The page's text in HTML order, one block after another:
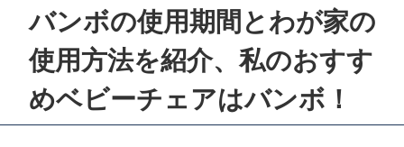
バンボの使用期間とわが家の
使用方法を紹介、私のおすす
めベビーチェアはバンボ！